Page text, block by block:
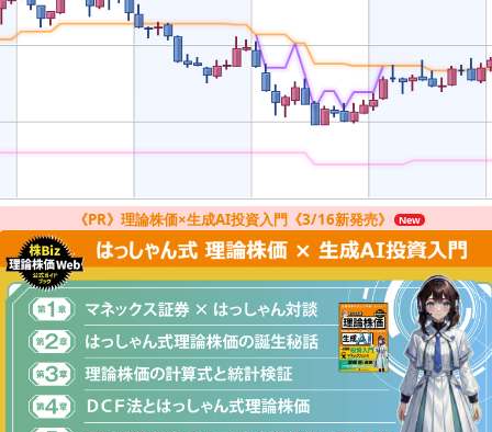
《PR》理論株価×生成AI投資入門《3/16新発売》